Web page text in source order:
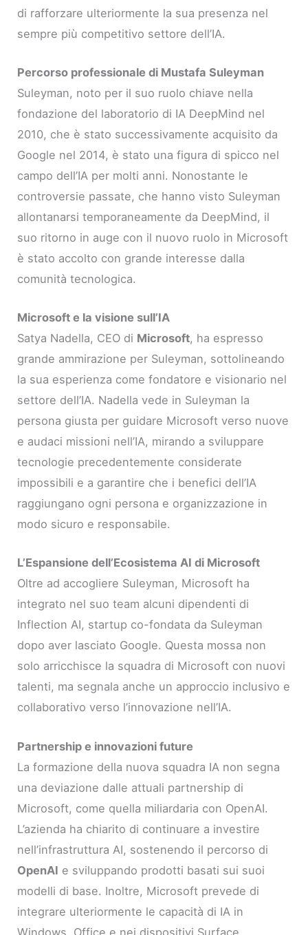
di rafforzare ulteriormente la sua presenza nel
sempre più competitivo settore dell’IA.
Percorso professionale di Mustafa Suleyman
Suleyman, noto per il suo ruolo chiave nella
fondazione del laboratorio di IA DeepMind nel
2010, che è stato successivamente acquisito da
Google nel 2014, è stato una figura di spicco nel
campo dell’IA per molti anni. Nonostante le
controversie passate, che hanno visto Suleyman
allontanarsi temporaneamente da DeepMind, il
suo ritorno in auge con il nuovo ruolo in Microsoft
è stato accolto con grande interesse dalla
comunità tecnologica.
Microsoft e la visione sull’IA
Satya Nadella, CEO di Microsoft, ha espresso
grande ammirazione per Suleyman, sottolineando
la sua esperienza come fondatore e visionario nel
settore dell’IA. Nadella vede in Suleyman la
persona giusta per guidare Microsoft verso nuove
e audaci missioni nell’IA, mirando a sviluppare
tecnologie precedentemente considerate
impossibili e a garantire che i benefici dell’IA
raggiungano ogni persona e organizzazione in
modo sicuro e responsabile.
L’Espansione dell’Ecosistema AI di Microsoft
Oltre ad accogliere Suleyman, Microsoft ha
integrato nel suo team alcuni dipendenti di
Inflection AI, startup co-fondata da Suleyman
dopo aver lasciato Google. Questa mossa non
solo arricchisce la squadra di Microsoft con nuovi
talenti, ma segnala anche un approccio inclusivo e
collaborativo verso l’innovazione nell’IA.
Partnership e innovazioni future
La formazione della nuova squadra IA non segna
una deviazione dalle attuali partnership di
Microsoft, come quella miliardaria con OpenAI.
L’azienda ha chiarito di continuare a investire
nell’infrastruttura AI, sostenendo il percorso di
OpenAI e sviluppando prodotti basati sui suoi
modelli di base. Inoltre, Microsoft prevede di
integrare ulteriormente le capacità di IA in
Windows, Office e nei dispositivi Surface,